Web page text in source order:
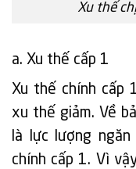
Xu thế
a. Xu thế cấp 1
Xu thế chính cấp
xu thế giảm. Về
là lực lượng
chính cấp 1. Vì